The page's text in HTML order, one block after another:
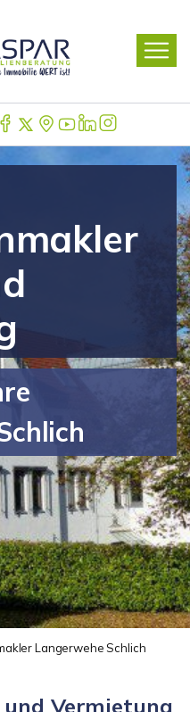
Langerwehe Schlich
Vermietung